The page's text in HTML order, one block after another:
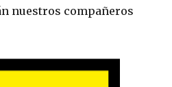
nuestros compañeros